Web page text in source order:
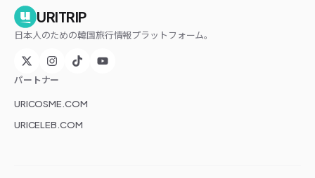
URITRIP
日本人のための韓国旅行情報プラットフォーム。
パートナー
URICOSME.COM
URICELEB.COM